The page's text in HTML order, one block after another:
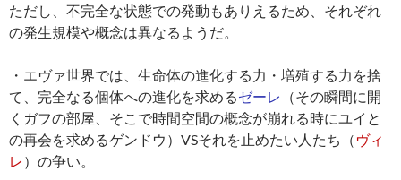
ただし、不完全な状態での発動もありえるため、それぞれ
の発生規模や概念は異なるようだ。
・エヴァ世界では、生命体の進化する力・増殖する力を捨
て、完全なる個体への進化を求めるゼーレ
（その瞬間に開
くガフの部屋、そこで時間空間の概念が崩れる時にユイと
の再会を求めるゲンドウ）VSそれを止めたい人たち（ ヴィ
レ ）の争い。